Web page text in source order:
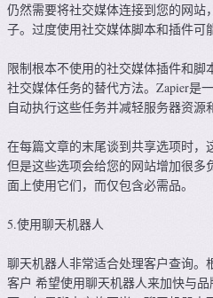
仍然需要将社交媒体连接到您的网站
子。过度使用社交媒体脚本和插件可
限制根本不使用的社​​交媒体插件和
社交媒体任务的替代方法。Zapier是
自动执行这些任务并减轻服务器资源
在每篇文章的末尾谈到共享选项时，
但是这些选项会给您的网站增加很多
面上使用它们，而仅包含必需品。
5.使用聊天机器人
聊天机器人非常适合处理客户查询。
客户 希望使用聊天机器人来加快与